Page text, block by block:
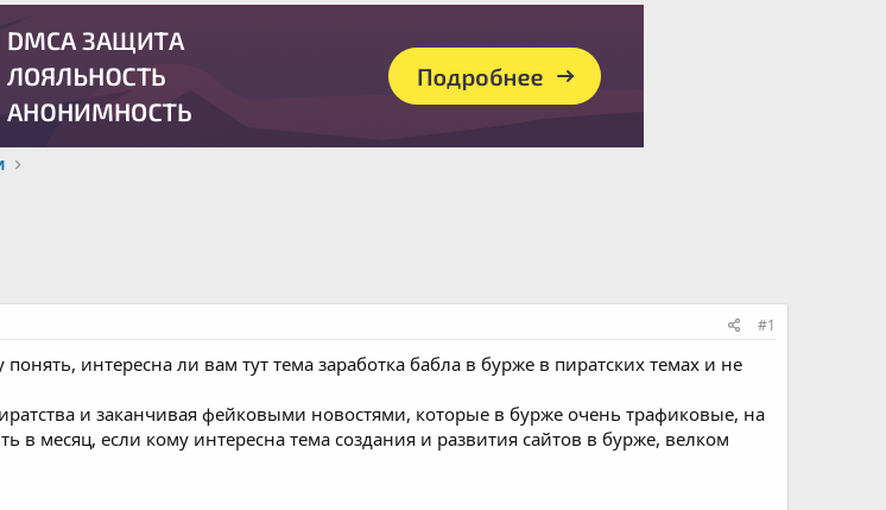
#1
интересна ли вам тут тема заработка бабла в бурже в пиратских темах и не
и заканчивая фейковыми новостями, которые в бурже очень трафиковые, на
в месяц, если кому интересна тема создания и развития сайтов в бурже, велком